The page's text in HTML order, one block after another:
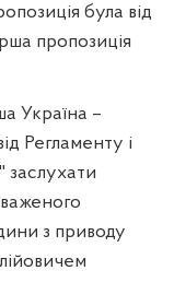
була від
пропозиція
Україна –
Регламенту і
заслухати
з приводу